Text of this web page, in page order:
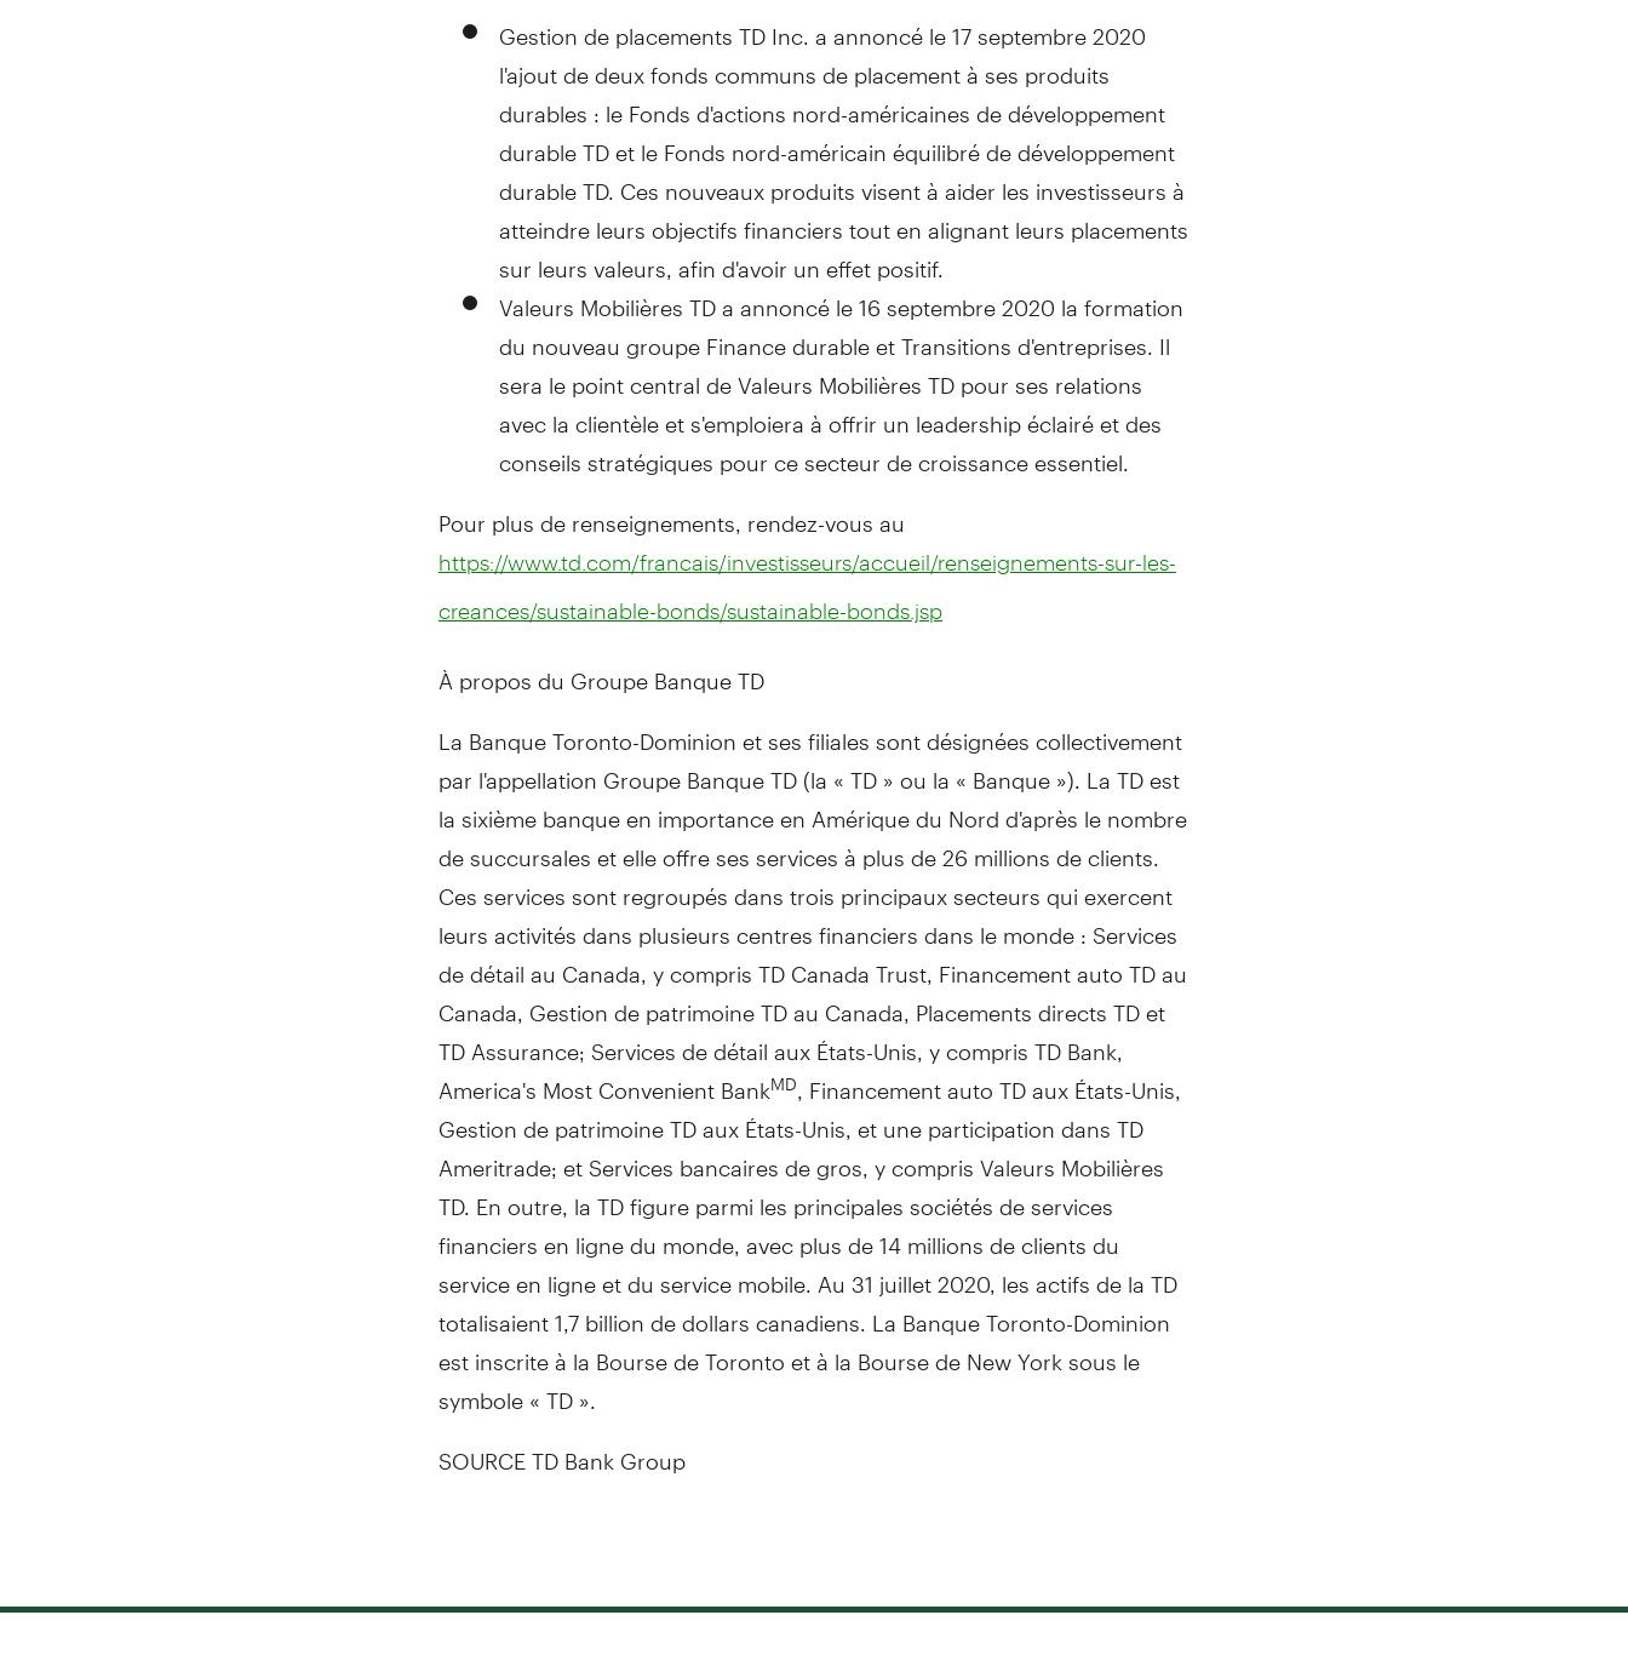
Gestion deplacements TD Inc. a annoncé le 17 septembre 2020
l'ajout de deux fonds communs de placement à ses produits
durables : le Fonds d'actions nord-américaines de développement
durable TD et le Fonds nord-américain équilibré de développement
durable TD. Ces nouveaux produits visent à aider les investisseurs à
atteindre leurs objectifs financiers tout en alignant leurs placements
sur leurs valeurs, afin d'avoir un effet positif.
Valeurs Mobilières TD a annoncé le 16 septembre 2020 la formation
du nouveau groupe Finance durable et Transitions d'entreprises. Il
sera le point central de Valeurs Mobilières TD pour ses relations
avec la clientèle et s'emploiera à offrir un leadership éclairé et des
conseils stratégiques pour ce secteur de croissance essentiel.
Pour plus de renseignements, rendez-vous au
https://www.td.com/francais/investisseurs/accueil/renseignements-sur-les-
creances/sustainable-bonds/sustainable-bonds.jsp
À propos du Groupe Banque TD
La Banque Toronto-Dominion et ses filiales sont désignées collectivement
par l'appellation Groupe Banque TD (la « TD » ou la « Banque »). La TD est
la sixième banque en importance en Amérique du Nord d'après le nombre
de succursales et elle offre ses services à plus de 26 millions de clients.
Ces services sont regroupés dans trois principaux secteurs qui exercent
leurs activités dans plusieurs centres financiers dans le monde : Services
de détail au Canada, y compris TD Canada Trust, Financement auto TD au
Canada Gestion depatrimoine TD au Canada , Placements directs TD et
TD Assurance; Services de détail aux États-Unis, y compris TD Bank,
America's Most Convenient BankMD , Financement auto TD aux États-Unis,
Gestion depatrimoine TD aux États-Unis, et une participation dans TD
Ameritrade; et Services bancaires de gros, y compris Valeurs Mobilières
TD. En outre, la TD figure parmi les principales sociétés de services
financiers en ligne du monde, avec plus de 14 millions de clients du
service en ligne et du service mobile. Au 31 juillet 2020, les actifs de la TD
totalisaient 1,7 billion de dollars canadiens. La Banque Toronto-Dominion
est inscrite à la Bourse deTorontoet à la Bourse deNew Yorksous le
symbole « TD ».
SOURCE TD Bank Group